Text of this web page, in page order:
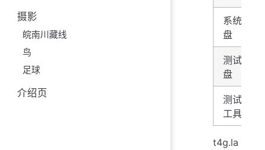
摄影
皖南川藏线
鸟
足球
介绍页
系统
盘
测试
盘
测试
工具
t4g.la